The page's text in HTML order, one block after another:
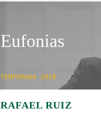
Eufonias
TEMPORADA 2026
RAFAEL RUIZ